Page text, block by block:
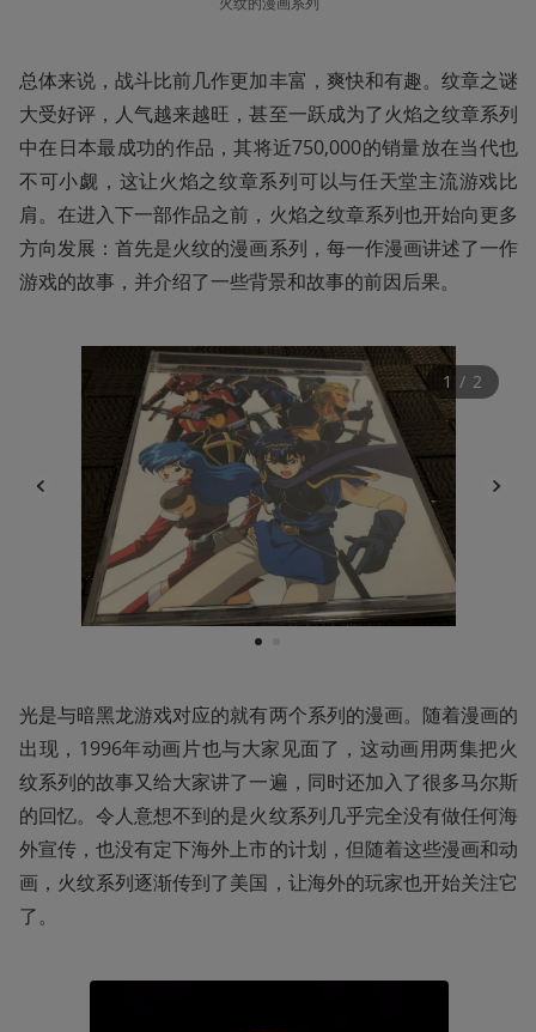
总体来说，战斗比前几作更加丰富，爽快和有趣。纹章之谜
大受好评，人气越来越旺，甚至一跃成为了火焰之纹章系列
中在日本最成功的作品，其将近750,000的销量放在当代也
不可小觑，这让火焰之纹章系列可以与任天堂主流游戏比
肩。在进入下一部作品之前，火焰之纹章系列也开始向更多
方向发展：首先是火纹的漫画系列，每一作漫画讲述了一作
游戏的故事，并介绍了一些背景和故事的前因后果。
1
1 / 2
光是与暗黑龙游戏对应的就有两个系列的漫画。随着漫画的
出现，1996年动画片也与大家见面了，这动画用两集把火
纹系列的故事又给大家讲了一遍，同时还加入了很多马尔斯
的回忆。令人意想不到的是火纹系列几乎完全没有做任何海
外宣传，也没有定下海外上市的计划，但随着这些漫画和动
画，火纹系列逐渐传到了美国，让海外的玩家也开始关注它
了。